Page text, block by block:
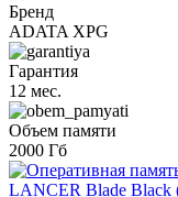
Бренд
ADATA XPG
Гарантия
12 мес.
Объем памяти
2000 Гб